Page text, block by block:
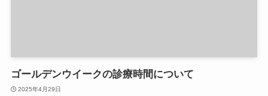
ゴールデンウイークの診療時間について
2025年4月29日